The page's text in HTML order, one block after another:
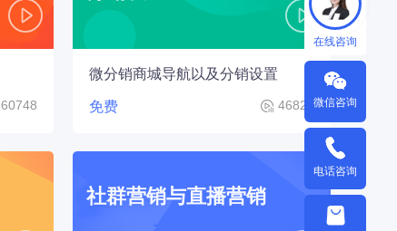
60748
微分销商城导航以及分销设置
免费 46828
社群营销与直播营销
在线咨询
微信咨询
电话咨询